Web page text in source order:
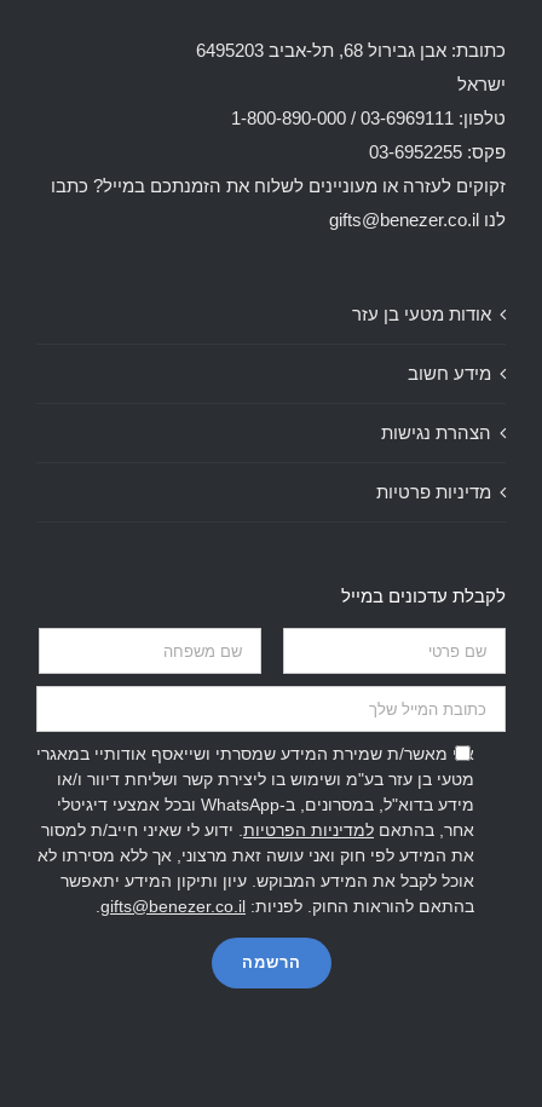
כתובת: אבן גבירול 68, תל-אביב 6495203
ישראל
טלפון: 03-6969111 / 1-800-890-000
פקס: 03-6952255
זקוקים לעזרה או מעוניינים לשלוח את הזמנתכם במייל? כתבו
לנו gifts@benezer.co.il
אודות מטעי בן עזר
מידע חשוב
הצהרת נגישות
מדיניות פרטיות
לקבלת עדכונים במייל
אני מאשר/ת שמירת המידע שמסרתי ושייאסף אודותיי במאגרי
מטעי בן עזר בע"מ ושימוש בו ליצירת קשר ושליחת דיוור ו/או
מידע בדוא"ל, במסרונים, ב-WhatsApp ובכל אמצעי דיגיטלי
אחר, בהתאם למדיניות הפרטיות . ידוע לי שאיני חייב/ת למסור
את המידע לפי חוק ואני עושה זאת מרצוני, אך ללא מסירתו לא
אוכל לקבל את המידע המבוקש. עיון ותיקון המידע יתאפשר
בהתאם להוראות החוק. לפניות: gifts@benezer.co.il